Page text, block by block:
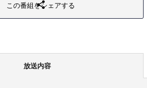
この番組をシェアする
放送内容